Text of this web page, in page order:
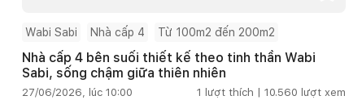
Wabi Sabi Nhà cấp 4 Từ 100m2 đến 200m2
Nhà cấp 4 bên suối thiết kế theo tinh thần Wabi
Sabi, sống chậm giữa thiên nhiên
27/06/2026, lúc 10:00 1 lượt thích | 10.560 lượt xem